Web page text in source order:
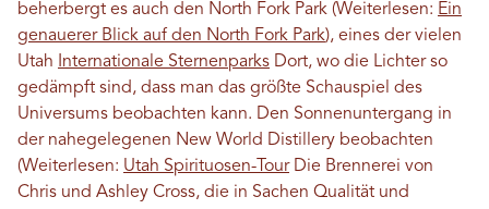
beherbergt es auch den North Fork Park (Weiterlesen: Ein
genauerer Blick auf den North Fork Park), eines der vielen
Utah
Internationale Sternenparks Dort, wo die Lichter so
gedämpft sind, dass man das größte Schauspiel des
Universums beobachten kann. Den Sonnenuntergang in
der nahegelegenen New World Distillery beobachten
(Weiterlesen: Utah Spirituosen-TourDie Brennerei von
Chris und Ashley Cross, die in Sachen Qualität und